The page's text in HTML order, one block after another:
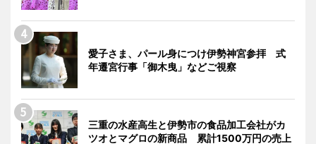
愛子さま、パール身につけ伊勢神宮参拝 式
年遷宮行事「御木曳」などご視察
三重の水産高生と伊勢市の食品加工会社がカ
ツオとマグロの新商品 累計1500万円の売上